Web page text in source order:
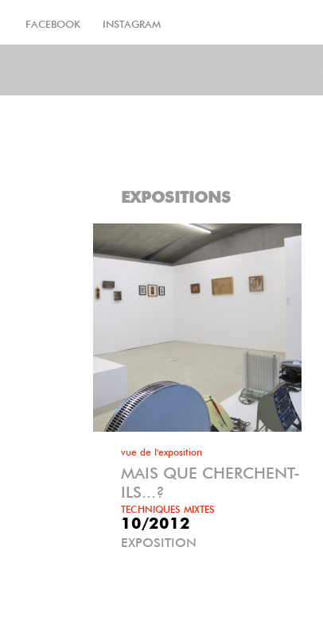
FACEBOOK INSTAGRAM
EXPOSITIONS
vue de l'exposition
MAIS QUE CHERCHENT-
ILS...?
TECHNIQUES MIXTES
10/2012
EXPOSITION